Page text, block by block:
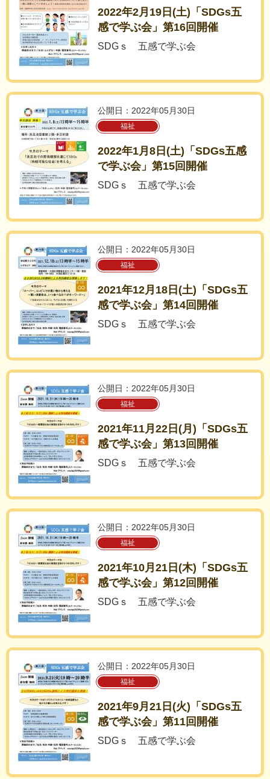
2022年2月19日(土)「SDGs五
感で学ぶ会」第16回開催
SDGｓ 五感で学ぶ会
公開日：2022年05月30日
福祉
2022年1月8日(土)「SDGs五感
で学ぶ会」第15回開催
SDGｓ 五感で学ぶ会
公開日：2022年05月30日
福祉
2021年12月18日(土)「SDGs五
感で学ぶ会」第14回開催
SDGｓ 五感で学ぶ会
公開日：2022年05月30日
福祉
2021年11月22日(月)「SDGs五
感で学ぶ会」第13回開催
SDGｓ 五感で学ぶ会
公開日：2022年05月30日
福祉
2021年10月21日(木)「SDGs五
感で学ぶ会」第12回開催
SDGｓ 五感で学ぶ会
公開日：2022年05月30日
福祉
2021年9月21日(火)「SDGs五
感で学ぶ会」第11回開催
SDGｓ 五感で学ぶ会